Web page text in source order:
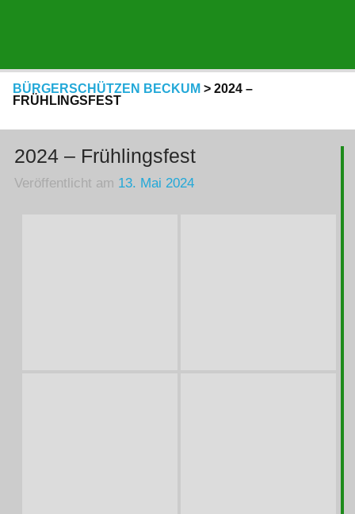
BÜRGERSCHÜTZEN BECKUM > 2024 –
FRÜHLINGSFEST
2024 – Frühlingsfest
Veröffentlicht am 13. Mai 2024